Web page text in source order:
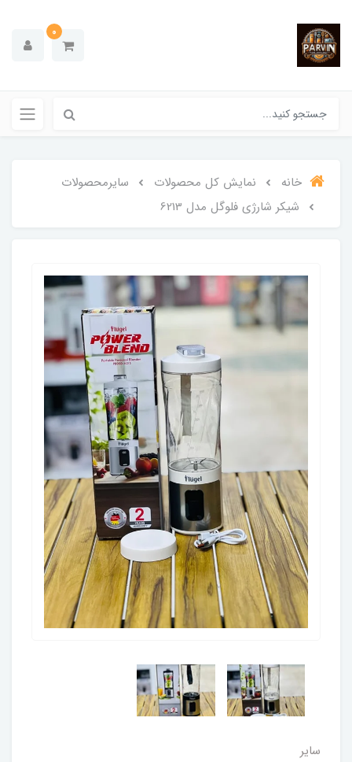
0
خانه نمایش کل محصولات
سایرمحصولات
شیکر شارژی فلوگل مدل 6213
سایر